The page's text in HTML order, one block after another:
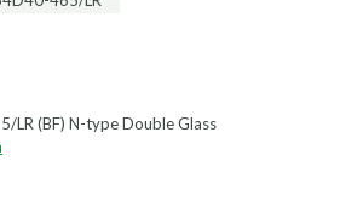
LR (BF) N-type Double Glass